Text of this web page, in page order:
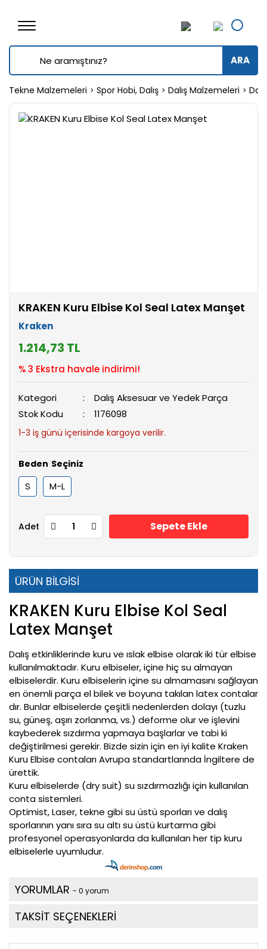
ARA
Tekne Malzemeleri Spor Hobi, Dalış Dalış Malzemeleri
KRAKEN Kuru Elbise Kol Seal Latex Manşet
Kraken
1.214,73 TL
% 3 Ekstra havale indirimi!
Kategori
Dalış Aksesuar ve Yedek Parça
Stok Kodu
1176098
1-3 iş günü içerisinde kargoya verilir.
Beden
S M-L
Adet Sepete Ekle
ÜRÜN BİLGİSİ
KRAKEN Kuru Elbise Kol Seal
Latex Manşet
Dalış etkinliklerinde kuru ve ıslak elbise olarak iki tür elbise
kullanılmaktadır. Kuru elbiseler, içine hiç su almayan
elbiselerdir. Kuru elbiselerin içine su almamasını sağlayan
en önemli parça el bilek ve boyuna takılan latex contalar
dır. Bunlar elbiselerde çeşitli nedenlerden dolayı (tuzlu
su, güneş, aşırı zorlanma, vs.) deforme olur ve işlevini
kaybederek sızdırma yapmaya başlarlar ve tabi ki
değiştirilmesi gerekir. Bizde sizin için en iyi kalite Kraken
Kuru Elbise contaları Avrupa standartlarında İngiltere de
ürettik.
Kuru elbiselerde (dry suit) su sızdırmazlığı için kullanılan
conta sistemleri.
Optimist, Laser, tekne gibi su üstü sporları ve dalış
sporlarının yanı sıra su altı su üstü kurtarma gibi
profesyonel operasyonlarda da kullanılan her tip kuru
elbiselerle uyumludur.
YORUMLAR - 0 yorum
TAKSİT SEÇENEKLERİ